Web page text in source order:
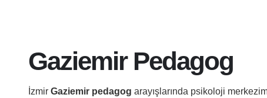
Gaziemir Pedagog
İzmir Gaziemir pedagog arayışlarında psikoloji